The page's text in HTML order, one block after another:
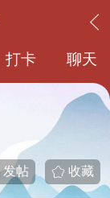
打卡 聊天
收藏
发帖